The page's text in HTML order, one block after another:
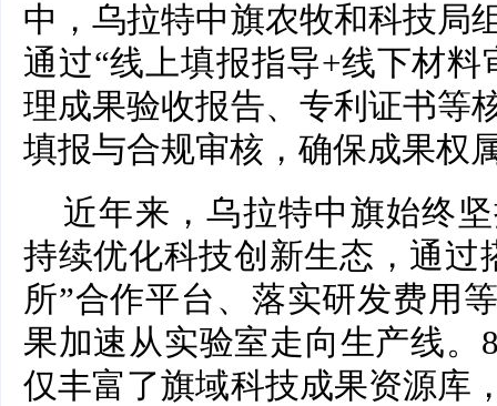
中，乌拉特中旗农牧和科技局
通过“线上填报指导+线下材
理成果验收报告、专利证书等
填报与合规审核，确保成果权
近年来，乌拉特中旗始终
持续优化科技创新生态，通过
所”合作平台、落实研发费用
果加速从实验室走向生产线。
仅丰富了旗域科技成果资源库